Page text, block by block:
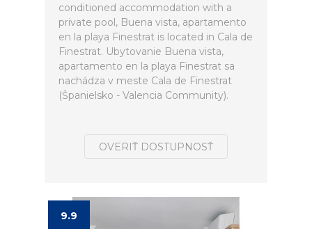
conditioned accommodation with a
private pool, Buena vista, apartamento
en la playa Finestrat is located in Cala de
Finestrat. Ubytovanie Buena vista,
apartamento en la playa Finestrat sa
nachádza v meste Cala de Finestrat
(Španielsko - Valencia Community).
OVERIŤ DOSTUPNOSŤ
9.9